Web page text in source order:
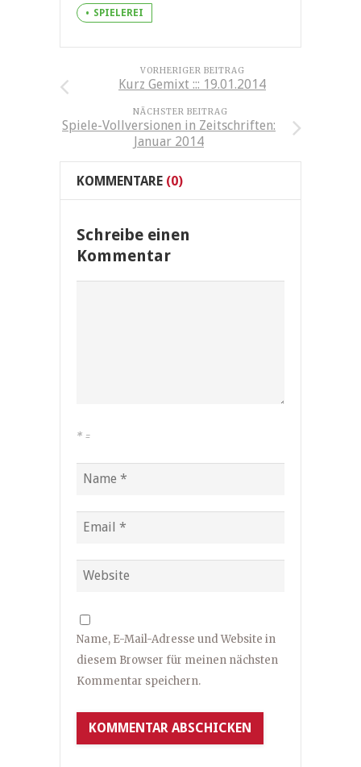
SPIELEREI
VORHERIGER BEITRAG
Kurz Gemixt ::: 19.01.2014
NÄCHSTER BEITRAG
Spiele-Vollversionen in Zeitschriften:
Januar 2014
KOMMENTARE (0)
Schreibe einen
Kommentar
* =
Name, E-Mail-Adresse und Website in
diesem Browser für meinen nächsten
Kommentar speichern.